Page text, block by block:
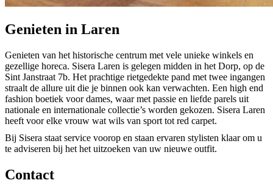
Genieten in Laren
Genieten van het historische centrum met vele unieke winkels en
gezellige horeca. Sisera Laren is gelegen midden in het Dorp, op de
Sint Janstraat 7b. Het prachtige rietgedekte pand met twee ingangen
straalt de allure uit die je binnen ook kan verwachten. Een high end
fashion boetiek voor dames, waar met passie en liefde parels uit
nationale en internationale collectie’s worden gekozen. Sisera Laren
heeft voor elke vrouw wat wils van sport tot red carpet.
Bij Sisera staat service voorop en staan ervaren stylisten klaar om u
te adviseren bij het het uitzoeken van uw nieuwe outfit.
Contact